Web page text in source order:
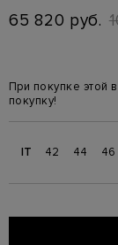
65 820 руб.
При покупке этой
покупку!
IT 42 44 46